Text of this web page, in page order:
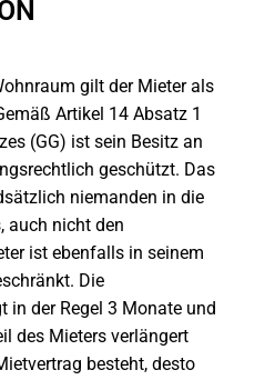
gilt der Mieter als
Artikel 14 Absatz 1
(GG) ist sein Besitz an
geschützt. Das
niemanden in die
auch nicht den
ist ebenfalls in seinem
Die
in der Regel 3 Monate und
des Mieters verlängert
besteht, desto